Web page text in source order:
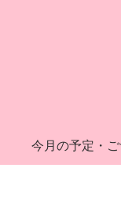
今月の予定・